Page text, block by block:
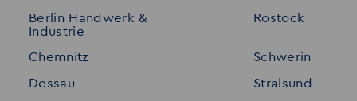
Standorte
Datenschutz
Berlin Handwerk &
Industrie
Chemnitz
Dessau
Rostock
Schwerin
Stralsund